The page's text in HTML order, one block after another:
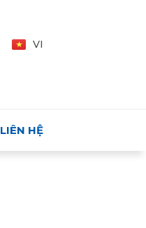
VI
HU
LIÊN HỆ